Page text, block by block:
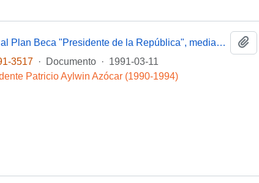
Carta remitida al Plan Beca "Presidente de la República", mediante Oí. GAB. PRES. (Q) 91/665. Saluda atentamente a Ud. r Carlas Bascuñán
3517
· Documento · 1991-03-11
Patricio Aylwin Azócar (1990-1994)